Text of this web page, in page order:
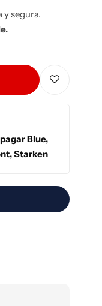
y segura.
Blue,
Starken